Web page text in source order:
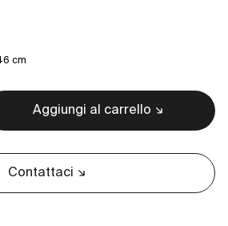
cm
quantitàAggiungi al carrello
Contattaci